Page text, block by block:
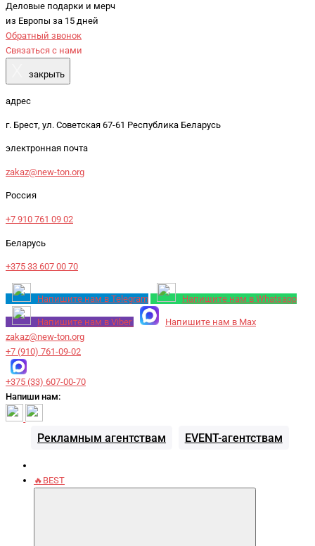
Деловые подарки и мерч
из Европы за 15 дней
Обратный звонок
Связаться с нами
закрыть
адрес
г. Брест, ул. Советская 67-61 Республика Беларусь
электронная почта
zakaz@new-ton.org
Россия
+7 910 761 09 02
Беларусь
+375 33 607 00 70
Напишите нам в Telegram Напишите нам в Whatsapp
Напишите нам в Viber
Напишите нам в Max
zakaz@new-ton.org
+7 (910) 761-09-02
+375 (33) 607-00-70
Напиши нам:
Рекламным агентствам EVENT-агентствам
🔥BEST